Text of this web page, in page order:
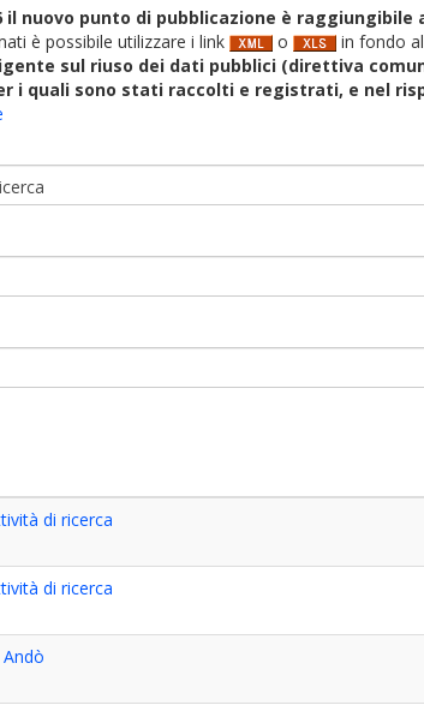
il nuovo punto di pubblicazione è raggiungibile
è possibile utilizzare i link
o in fondo
sul riuso dei dati pubblici (direttiva
i quali sono stati raccolti e registrati, e nel
di ricerca
di ricerca